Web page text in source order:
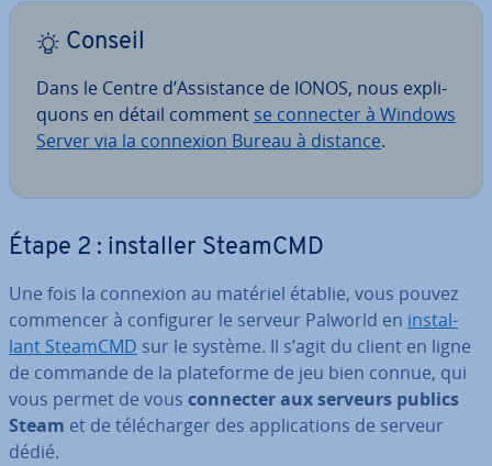
Conseil
Dans le Centre d’As­sis­tance de IONOS, nous ex­pli­
quons en détail comment se connecter à Windows
Server via la connexion Bureau à distance.
Étape 2 : installer SteamCMD
Une fois la connexion au matériel établie, vous pouvez
commencer à con­fi­gu­rer le serveur Palworld en ins­tal­
lant SteamCMD sur le système. Il s’agit du client en ligne
de commande de la pla­te­forme de jeu bien connue, qui
vous permet de vous connecter aux serveurs publics
Steam et de té­lé­char­ger des ap­pli­ca­tions de serveur
dédié.